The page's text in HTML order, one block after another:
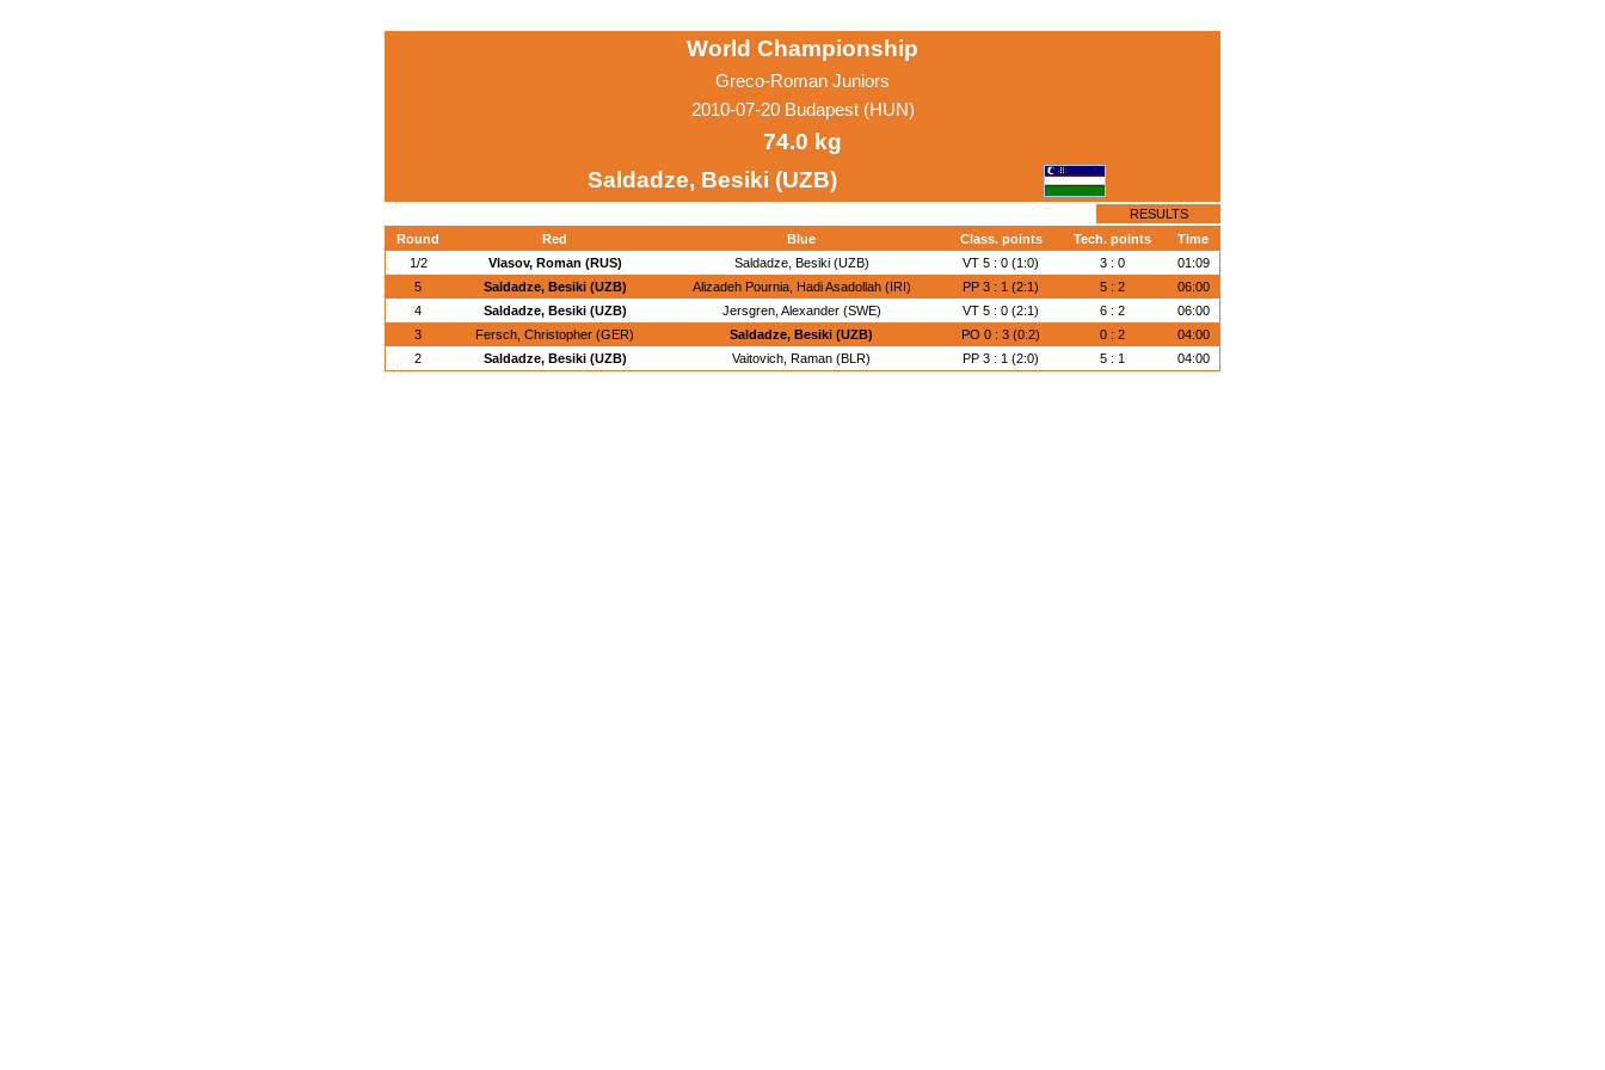
World Championship
Greco-Roman Juniors
2010-07-20 Budapest (HUN)
74.0 kg
Saldadze, Besiki (UZB)
RESULTS
Round
Red Blue Class. points Tech. points
Time
1/2
Vlasov, Roman (RUS) Saldadze, Besiki (UZB) VT 5 : 0 (1:0) 3 : 0
01:09
5
Saldadze, Besiki (UZB) Alizadeh Pournia, Hadi Asadollah (IRI) PP 3 : 1 (2:1) 5 : 2
06:00
4
Saldadze, Besiki (UZB) Jersgren, Alexander (SWE) VT 5 : 0 (2:1) 6 : 2
06:00
3
Fersch, Christopher (GER) Saldadze, Besiki (UZB) PO 0 : 3 (0:2) 0 : 2
04:00
2
Saldadze, Besiki (UZB) Vaitovich, Raman (BLR) PP 3 : 1 (2:0) 5 : 1 04:00